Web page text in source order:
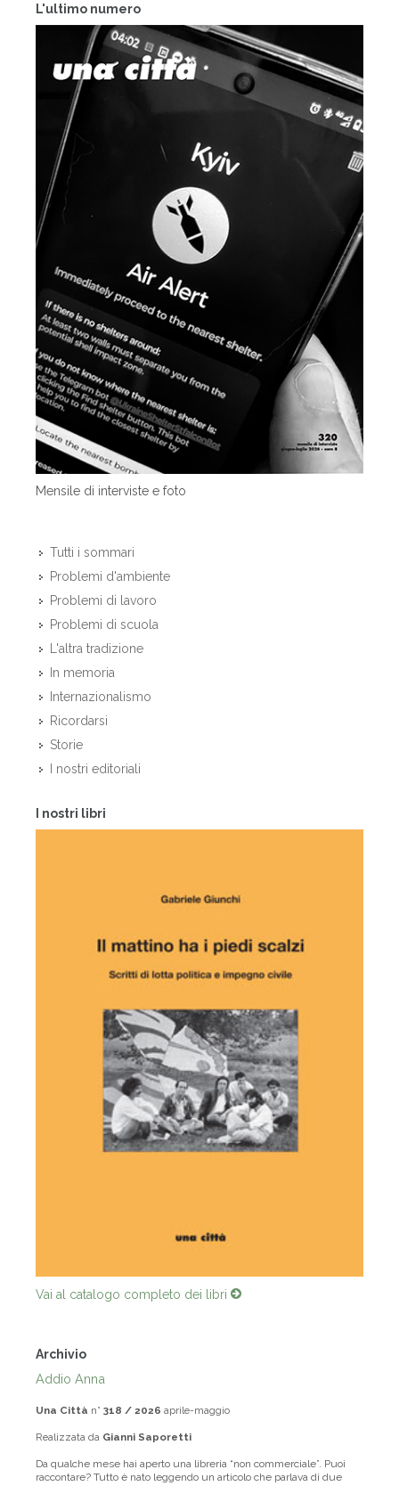
L'ultimo numero
Mensile di interviste e foto
Tutti i sommari
Problemi d'ambiente
Problemi di lavoro
Problemi di scuola
L'altra tradizione
In memoria
Internazionalismo
Ricordarsi
Storie
I nostri editoriali
I nostri libri
Vai al catalogo completo dei libri
Archivio
Addio Anna
Una Città n° 318 / 2026 aprile-maggio
Realizzata da Gianni Saporetti
Da qualche mese hai aperto una libreria “non commerciale”. Puoi
raccontare? Tutto è nato leggendo un articolo che parlava di due